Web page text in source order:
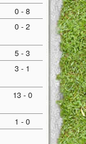
0 - 8
0 - 2
5 - 3
3 - 1
13 - 0
1 - 0